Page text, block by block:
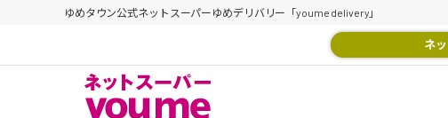
ゆめタウン公式ネットスーパーゆめデリバリー「youme delivery」
ネ